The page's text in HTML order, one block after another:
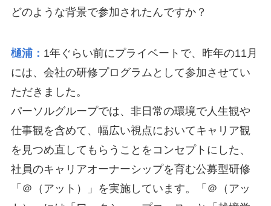
どのような背景で参加されたんですか？
樋浦： 1年ぐらい前にプライベートで、昨年の11月
には、会社の研修プログラムとして参加させてい
ただきました。
パーソルグループでは、非日常の環境で人生観や
仕事観を含めて、幅広い視点においてキャリア観
を見つめ直してもらうことをコンセプトにした、
社員のキャリアオーナーシップを育む公募型研修
「＠（アット）」を実施しています。「＠（アッ